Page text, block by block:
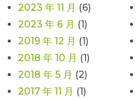
2023 年 11 月 (6)
2023 年 6 月 (1)
2019 年 12 月 (1)
2018 年 10 月 (1)
2018 年 5 月 (2)
2017 年 11 月 (1)